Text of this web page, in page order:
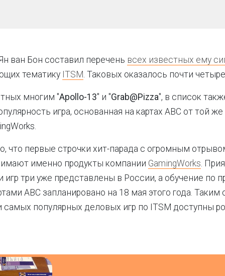
ван Бон составил перечень всех известных ему
тематику ITSM. Таковых оказалось почти
многим "Apollo-13" и "Grab@Pizza", в список
игра, основанная на картах ABC от той
что первые строчки хит-парада с огромным
именно продукты компании GamingWorks.
игр три уже представлены в России, а обучение по
ABC запланировано на 18 мая этого года. Таким
самых популярных деловых игр по ITSM доступны